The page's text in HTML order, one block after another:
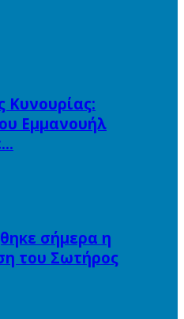
Κυνουρίας:
Εμμανουήλ
σήμερα η
του Σωτήρος